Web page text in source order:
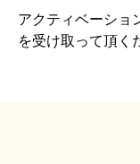
アクティベーショ
を受け取って頂く